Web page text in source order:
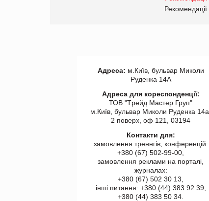
Рекомендації
Адреса: м.Київ, бульвар Миколи
Руденка 14А
Адреса для кореспонденції:
ТОВ "Tрейд Мастер Груп"
м.Київ, бульвар Миколи Руденка 14а,
2 поверх, оф 121, 03194
Контакти для:
замовлення треннгів, конференцій:
+380 (67) 502-99-00,
замовлення реклами на порталі,
журналах:
+380 (67) 502 30 13,
інші питання: +380 (44) 383 92 39,
+380 (44) 383 50 34.